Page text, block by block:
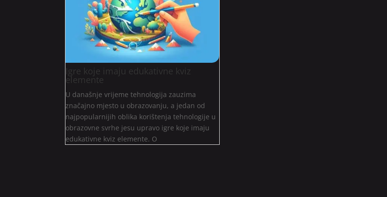
Igre koje imaju edukativne kviz
elemente
U današnje vrijeme tehnologija zauzima
značajno mjesto u obrazovanju, a jedan od
najpopularnijih oblika korištenja tehnologije u
obrazovne svrhe jesu upravo igre koje imaju
edukativne kviz elemente. O